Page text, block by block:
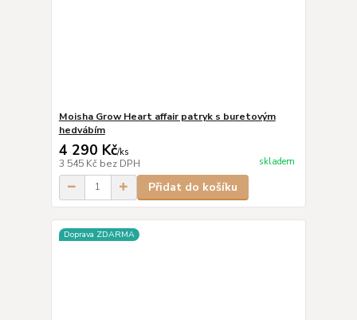
Moisha Grow Heart affair patryk s buretovým
hedvábím
4 290 Kč/ks
3 545 Kč bez DPH skladem
Přidat do košíku
Doprava ZDARMA